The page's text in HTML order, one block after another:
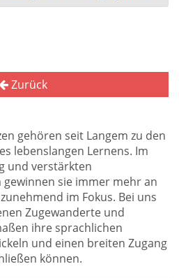
Zurück
gehören seit Langem zu den
lebenslangen Lernens. Im
und verstärkten
sie immer mehr an
im Fokus. Bei uns
Zugewanderte und
ihre sprachlichen
und einen breiten Zugang
können.